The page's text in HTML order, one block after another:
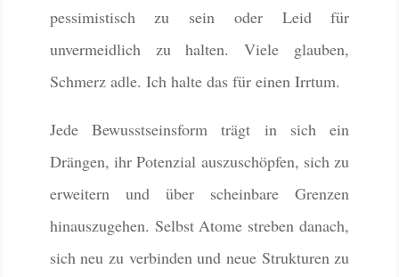
pessimistisch zu sein oder Leid für
unvermeidlich zu halten. Viele glauben,
Schmerz adle. Ich halte das für einen Irrtum.
Jede Bewusstseinsform trägt in sich ein
Drängen, ihr Potenzial auszuschöpfen, sich zu
erweitern und über scheinbare Grenzen
hinauszugehen. Selbst Atome streben danach,
sich neu zu verbinden und neue Strukturen zu